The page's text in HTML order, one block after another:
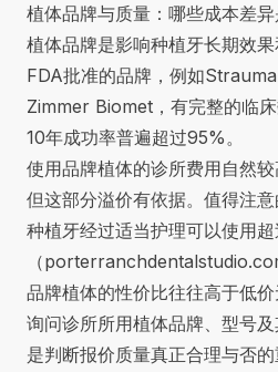
植体品牌与质量：哪些成本差
植体品牌是影响种植牙长期效果
FDA批准的品牌，例如
Zimmer Biomet，有完整的临床
10年成功率普遍超过95%。
使用品牌植体的诊所费用自然较
但这部分溢价有依据。值得注意
种植牙经过适当护理可以使用
（
品牌植体的性价比往往高于低价
询问诊所所用植体品牌、型号及
是判断报价质量真正合理与否的